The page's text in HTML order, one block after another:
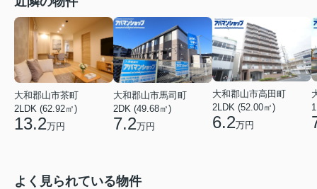
大和郡山市茶町
2LDK (62.92㎡)
13.2万円
大和郡山市馬司町
2DK (49.68㎡)
7.2万円
大和郡山市高田町
2LDK (52.00㎡)
6.2万円
よく見られている物件